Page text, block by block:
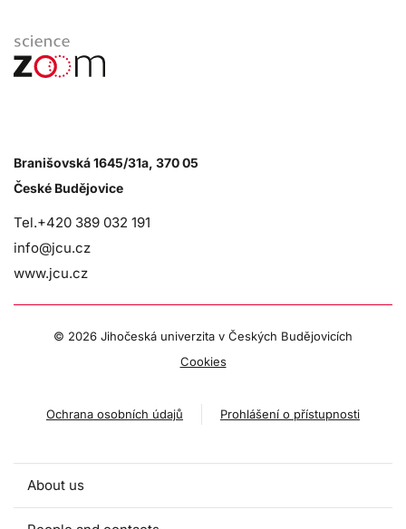
Branišovská 1645/31a, 370 05
České Budějovice
Tel.+420 389 032 191
info@jcu.cz
www.jcu.cz
© 2026 Jihočeská univerzita v Českých Budějovicích
Cookies
Ochrana osobních údajů Prohlášení o přístupnosti
About us